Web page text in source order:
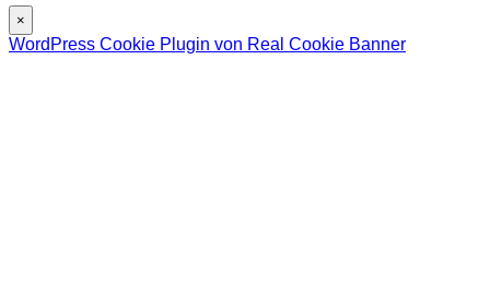
×
WordPress Cookie Plugin von Real Cookie Banner